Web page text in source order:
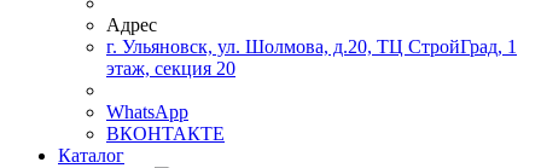
Адрес
г. Ульяновск, ул. Шолмова, д.20, ТЦ СтройГрад, 1
этаж, секция 20
WhatsApp
ВКОНТАКТЕ
Каталог